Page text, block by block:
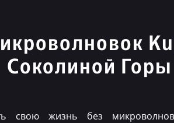
Соколиной Горы
свою жизнь без